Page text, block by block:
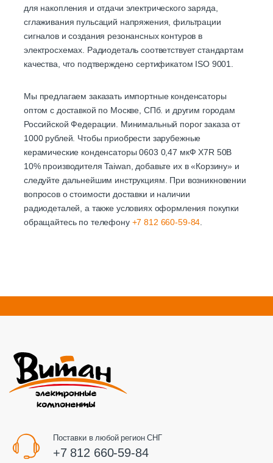
для накопления и отдачи электрического заряда,
сглаживания пульсаций напряжения, фильтрации
сигналов и создания резонансных контуров в
электросхемах. Радиодеталь соответствует стандартам
качества, что подтверждено сертификатом ISO 9001.
Мы предлагаем заказать импортные конденсаторы
оптом с доставкой по Москве, СПб. и другим городам
Российской Федерации. Минимальный порог заказа от
1000 рублей. Чтобы приобрести зарубежные
керамические конденсаторы 0603 0,47 мкФ X7R 50В
10% производителя Taiwan, добавьте их в «Корзину» и
следуйте дальнейшим инструкциям. При возникновении
вопросов о стоимости доставки и наличии
радиодеталей, а также условиях оформления покупки
обращайтесь по телефону +7 812 660-59-84.
Поставки в любой регион СНГ
+7 812 660-59-84